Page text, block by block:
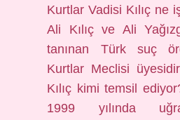
Kurtlar Vadisi Kılıç ne
Ali Kılıç ve Ali
tanınan Türk suç
Kurtlar Meclisi
Kılıç kimi temsil
1999 yılında